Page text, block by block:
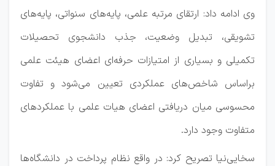
وی ادامه داد: ارتقای مرتبه علمی، پایه‌های سنواتی، پایه‌های
تشویقی، تبدیل وضعیت، جذب دانشجوی تحصیلات
تکمیلی و بسیاری از امتیازات حرفه‌ای اعضای هیئت علمی
براساس شاخص‌های عملکردی تعیین می‌شود و تفاوت
محسوسی میان دریافتی اعضای هیات علمی با عملکردهای
متفاوت وجود دارد.
سخایی‌نیا تصریح کرد: در واقع نظام پرداخت در دانشگاه‌ها